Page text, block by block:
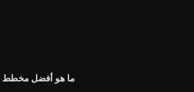
ما هو أفضل مخطط